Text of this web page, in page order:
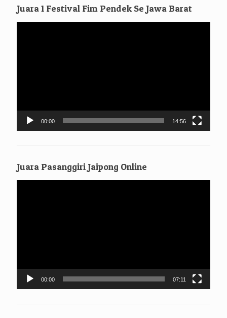
Juara 1 Festival Fim Pendek Se Jawa Barat
00:00 14:56
Juara Pasanggiri Jaipong Online
00:00 07:11